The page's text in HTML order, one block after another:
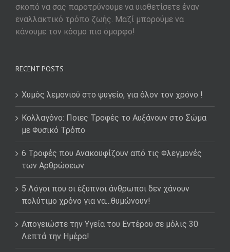
σκοπό να σας παροτρύνουμε να υιοθετίσετε έναν
εναλλακτικό τρόπο ζωής. Μαζί μπορούμε να
κάνουμε τον κόσμο πιο όμορφο!
RECENT POSTS
Χυμός λεμονιού στο ψυγείο, για όλον τον χρόνο !
Κολλαγόνο: Ποιες Τροφές το Αυξάνουν στο Σώμα
με Φυσικό Τρόπο
6 Τροφές που Ανακουφίζουν από τις Φλεγμονές
των Αρθρώσεων
5 Λόγοι που οι έξυπνοι άνθρωποι δεν χάνουν
πολύτιμο χρόνο για να…θυμώνουν!
Απογειώστε την Υγεία του Εντέρου σε μόλις 30
Λεπτά την Ημέρα!